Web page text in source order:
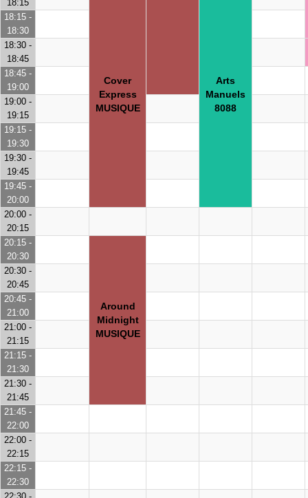
18:15
Cover
Express
MUSIQUE
Arts
Manuels
8088
18:15 -
18:30
18:30 -
18:45
18:45 -
19:00
19:00 -
19:15
19:15 -
19:30
19:30 -
19:45
19:45 -
20:00
20:00 -
20:15
20:15 -
20:30
Around
Midnight
MUSIQUE
20:30 -
20:45
20:45 -
21:00
21:00 -
21:15
21:15 -
21:30
21:30 -
21:45
21:45 -
22:00
22:00 -
22:15
22:15 -
22:30